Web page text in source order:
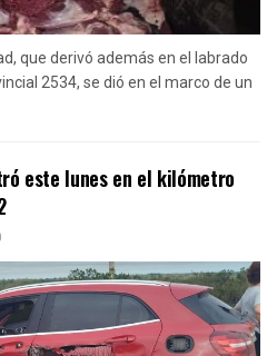
que derivó además en el labrado
2534, se dió en el marco de un
este lunes en el kilómetro